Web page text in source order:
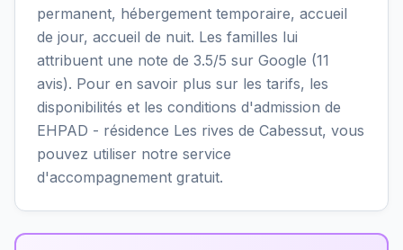
permanent, hébergement temporaire, accueil
de jour, accueil de nuit. Les familles lui
attribuent une note de 3.5/5 sur Google (11
avis). Pour en savoir plus sur les tarifs, les
disponibilités et les conditions d'admission de
EHPAD - résidence Les rives de Cabessut, vous
pouvez utiliser notre service
d'accompagnement gratuit.